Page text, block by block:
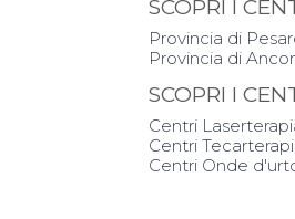
SCOPRI I
Provincia di
Provincia di
SCOPRI I
Centri
Centri
Centri Onde